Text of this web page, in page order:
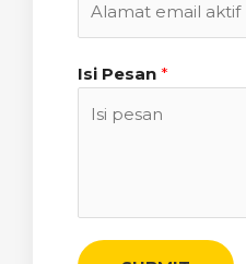
Isi Pesan *